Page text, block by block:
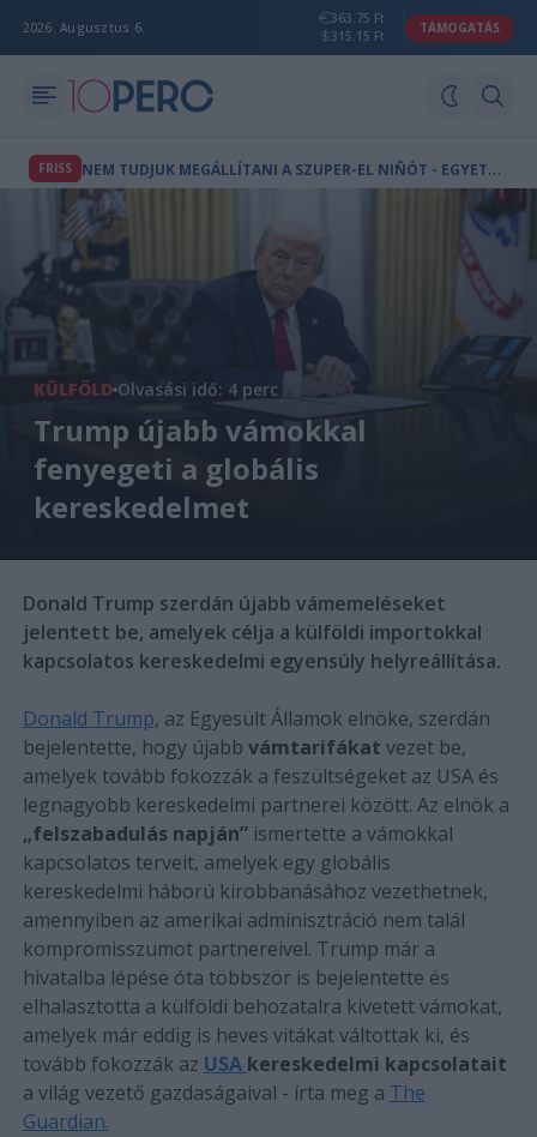
2026. Augusztus 6.
363.75 Ft
315.15 Ft
TÁMOGATÁS
FRISS N
EM TUDJUK MEGÁLLÍTANI A SZUPER-EL NIÑÓT - EGYETLEN ESEMÉNY IS VÉGLEG ÁTBILLENTHET TELJES ÖKOSZISZTÉMÁKAT
KÜLFÖLD Olvasási idő: 4 perc
Trump újabb vámokkal
fenyegeti a globális
kereskedelmet
Donald Trump szerdán újabb vámemeléseket
jelentett be, amelyek célja a külföldi importokkal
kapcsolatos kereskedelmi egyensúly helyreállítása.
Donald Trump, az Egyesült Államok elnöke, szerdán
bejelentette, hogy újabb vámtarifákat vezet be,
amelyek tovább fokozzák a feszültségeket az USA és
legnagyobb kereskedelmi partnerei között. Az elnök a
„felszabadulás napján”ismertette a vámokkal
kapcsolatos terveit, amelyek egy globális
kereskedelmi háború kirobbanásához vezethetnek,
amennyiben az amerikai adminisztráció nem talál
kompromisszumot partnereivel. Trump már a
hivatalba lépése óta többször is bejelentette és
elhalasztotta a külföldi behozatalra kivetett vámokat,
amelyek már eddig is heves vitákat váltottak ki, és
tovább fokozzák az USA kereskedelmi kapcsolatait
a világ vezető gazdaságaival - írta meg a The
Guardian.